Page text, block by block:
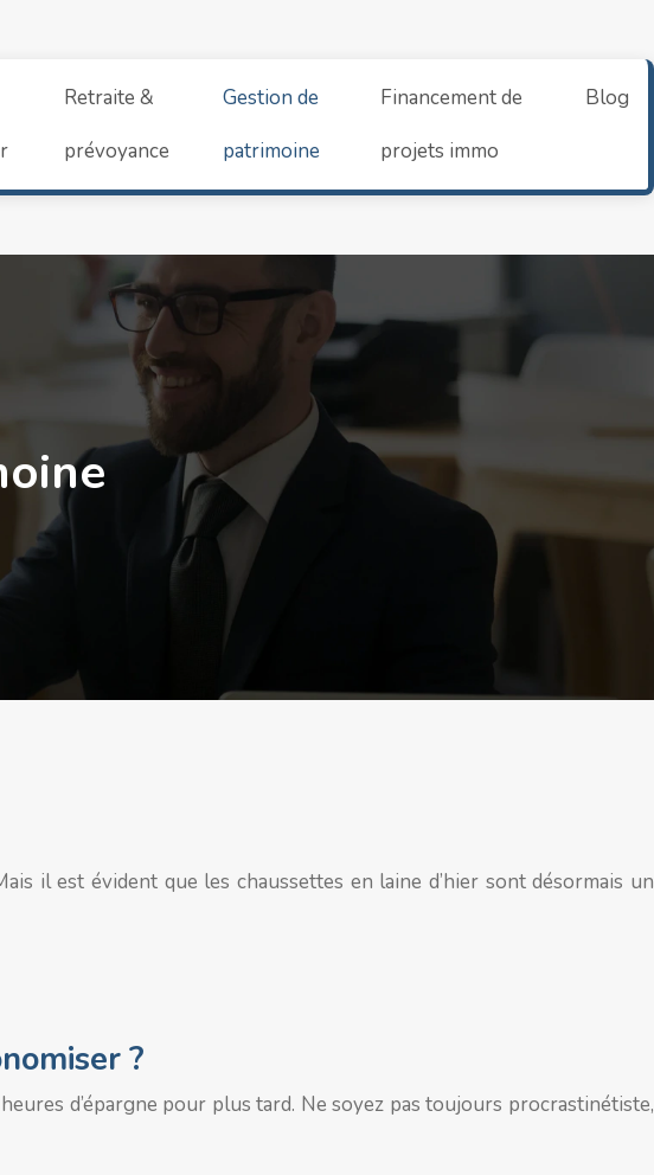
Retraite &
prévoyance
Gestion de
patrimoine
Financement de
projets immo
Blog
il est évident que les chaussettes en laine d’hier sont désormais un
?
d’épargne pour plus tard. Ne soyez pas toujours procrastinétiste,